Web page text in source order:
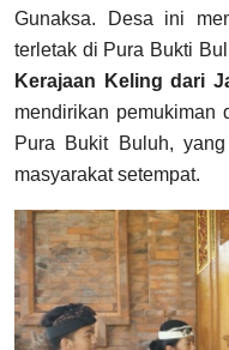
Gunaksa. Desa ini
terletak di Pura Bukti
Kerajaan Keling dari
mendirikan pemukiman
Pura Bukit Buluh,
masyarakat setempat.